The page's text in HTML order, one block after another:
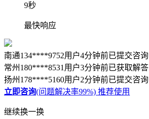
9秒
最快响应
南通134****9752用户4分钟前已提交咨询
常州180****8531用户3分钟前已获取解答
扬州178****5160用户2分钟前已提交咨询
立即咨询(问题解决率99%) 推荐使用
继续换一换